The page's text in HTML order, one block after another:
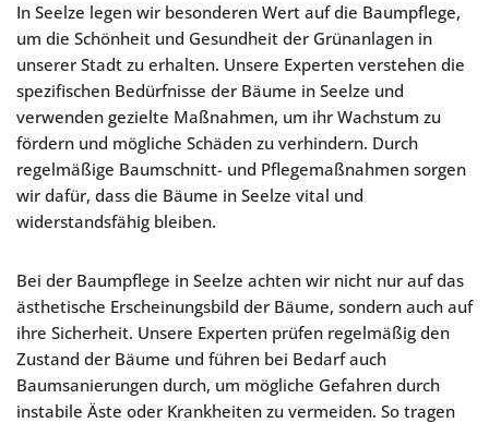
In Seelze legen wir besonderen Wert auf die Baumpflege,
um die Schönheit und Gesundheit der Grünanlagen in
unserer Stadt zu erhalten. Unsere Experten verstehen die
spezifischen Bedürfnisse der Bäume in Seelze und
verwenden gezielte Maßnahmen, um ihr Wachstum zu
fördern und mögliche Schäden zu verhindern. Durch
regelmäßige Baumschnitt- und Pflegemaßnahmen sorgen
wir dafür, dass die Bäume in Seelze vital und
widerstandsfähig bleiben.
Bei der Baumpflege in Seelze achten wir nicht nur auf das
ästhetische Erscheinungsbild der Bäume, sondern auch auf
ihre Sicherheit. Unsere Experten prüfen regelmäßig den
Zustand der Bäume und führen bei Bedarf auch
Baumsanierungen durch, um mögliche Gefahren durch
instabile Äste oder Krankheiten zu vermeiden. So tragen